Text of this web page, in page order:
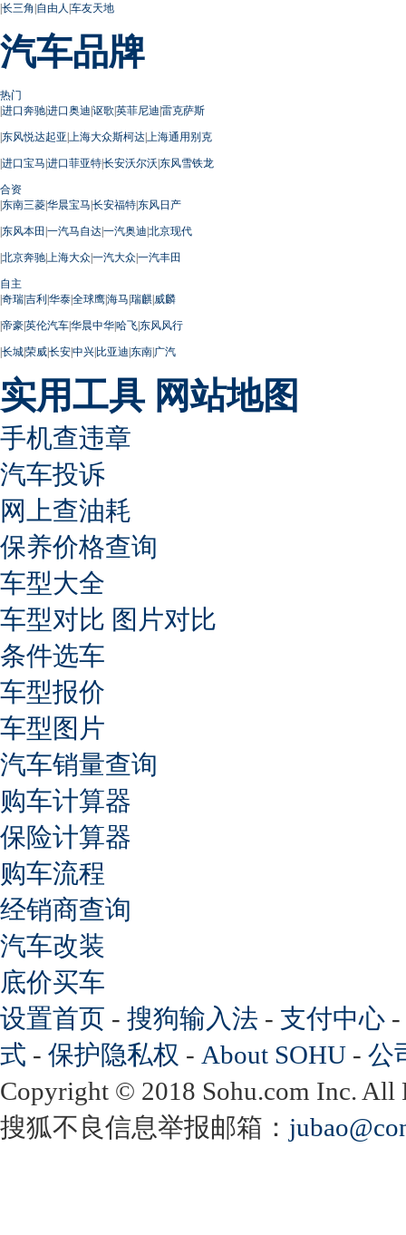
|长三角 |自由人 |车友天地
汽车品牌
热门
|进口奔驰|进口奥迪|讴歌|英菲尼迪|雷克萨斯
|东风悦达起亚| 上海大众斯柯达| 上海通用别克
|进口宝马|进口菲亚特|长安沃尔沃|东风雪铁龙
合资
|东南三菱|华晨宝马|长安福特|东风日产
|东风本田 |一汽马自达|一汽奥迪|北京现代
|北京奔驰| 上海大众|一汽大众|一汽丰田
自主
|奇瑞|吉利|华泰|全球鹰|海马|瑞麒|威麟
|帝豪|英伦汽车|华晨中华|哈飞|东风风行
|长城|荣威|长安|中兴|比亚迪|东南|广汽
实用工具 网站地图
手机查违章
汽车投诉
网上查油耗
保养价格查询
车型大全
车型对比 图片对比
条件选车
车型报价
车型图片
汽车销量查询
购车计算器
保险计算器
购车流程
经销商查询
汽车改装
底价买车
设置首页 - 搜狗输入法 - 支付中心 -
式 - 保护隐私权 - About SOHU - 公
Copyright © 2018 Sohu.com Inc.
搜狐不良信息举报邮箱：